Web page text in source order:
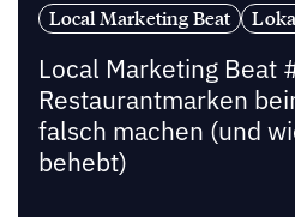
Local Marketing Beat
Local Marketing Beat
Restaurantmarken
falsch machen (und
behebt)